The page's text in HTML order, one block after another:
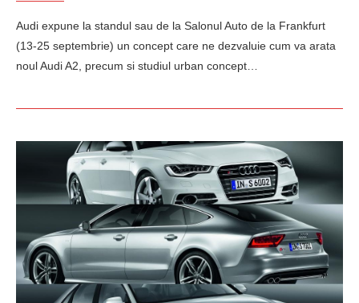
Audi expune la standul sau de la Salonul Auto de la Frankfurt
(13-25 septembrie) un concept care ne dezvaluie cum va arata
noul Audi A2, precum si studiul urban concept…